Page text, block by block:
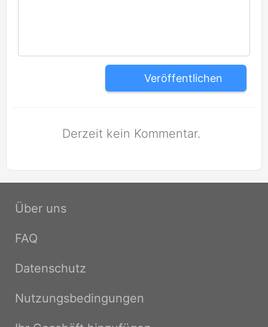
Veröffentlichen
Derzeit kein Kommentar.
Über uns
FAQ
Datenschutz
Nutzungsbedingungen